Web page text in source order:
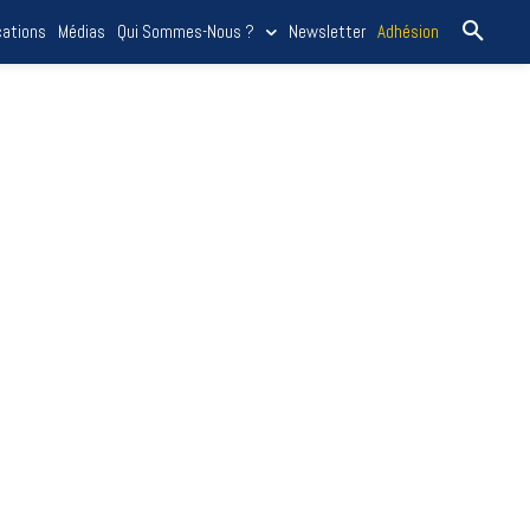
Médias Qui Sommes-Nous ? Newsletter Adhésion